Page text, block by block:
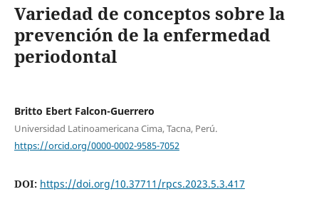
Variedad de conceptos sobre la
prevención de la enfermedad
periodontal
Britto Ebert Falcon-Guerrero
Universidad Latinoamericana Cima, Tacna, Perú.
https://orcid.org/0000-0002-9585-7052
DOI: https://doi.org/10.37711/rpcs.2023.5.3.417